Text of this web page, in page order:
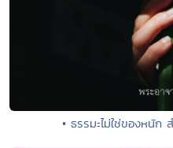
• ธรรมะไม่ใช่ของหนัก